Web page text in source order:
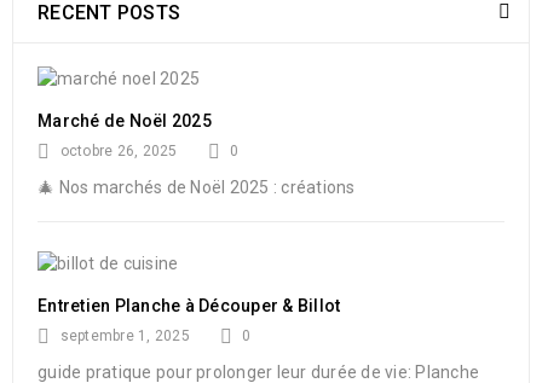
RECENT POSTS
Marché de Noël 2025
octobre 26, 2025 0
🎄 Nos marchés de Noël 2025 : créations
Entretien Planche à Découper & Billot
septembre 1, 2025 0
guide pratique pour prolonger leur durée de vie: Planche